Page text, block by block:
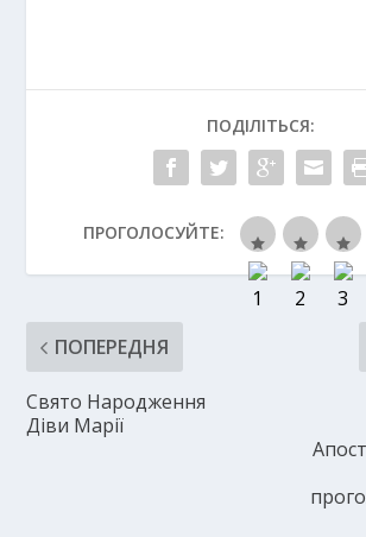
ПОДІЛІТЬСЯ:
ПРОГОЛОСУЙТЕ:
ПОПЕРЕДНЯ
Свято Народження
Діви Марії